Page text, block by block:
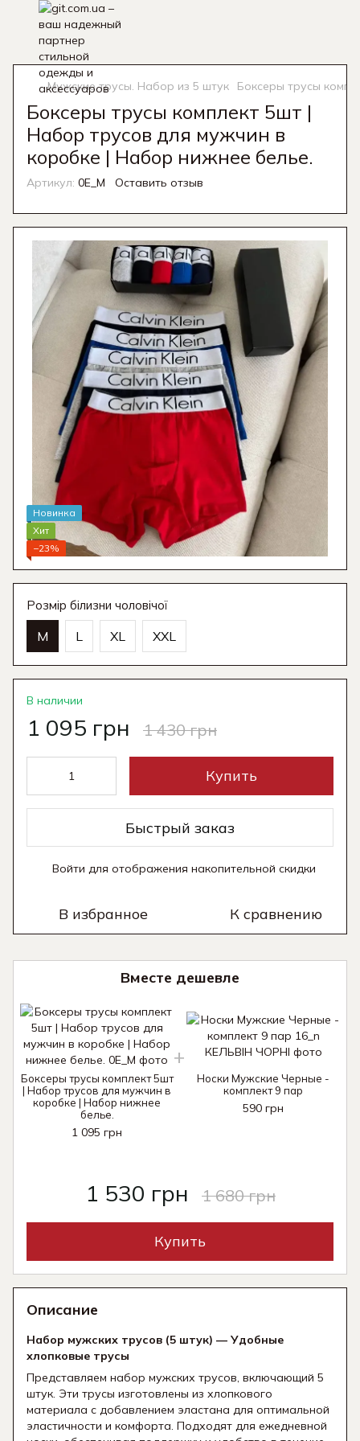
Мужские трусы. Набор из 5 штук Боксеры трусы
Боксеры трусы комплект 5шт |
Набор трусов для мужчин в
коробке | Набор нижнее белье.
Артикул: 0E_M Оставить отзыв
Новинка
Хит
−23%
Розмір білизни чоловічої
M L XL XXL
В наличии
1 095 грн 1 430 грн
Купить
Быстрый заказ
Войти для отображения накопительной скидки
В избранное К сравнению
Вместе дешевле
Боксеры трусы комплект 5шт
| Набор трусов для мужчин в
коробке | Набор нижнее
белье.
1 095 грн
Носки Мужские Черные -
комплект 9 пар
590 грн
1 530 грн 1 680 грн
Купить
Описание
Набор мужских трусов (5 штук) — Удобные
хлопковые трусы
Представляем набор мужских трусов, включающий 5
штук. Эти трусы изготовлены из хлопкового
материала с добавлением эластана для оптимальной
эластичности и комфорта. Подходят для ежедневной